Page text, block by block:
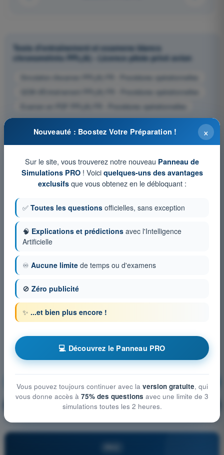
Tests d'entraînement et examens blancs
chronométrés PPL(A) - Licence pilote privé avion
Simulation d'examen PPL(A) FR - Procédures opérationnelles
QCM d'Entraînement PPL(A) FR - Procédures opérationnelles
Examen en PDF PPL(A) FR - Procédures opérationnelles
Procédures opérationnelles S'entraîner !
PRO Explication de la question
×
Nouveauté : Boostez Votre Préparation !
Sur le site, vous trouverez notre nouveau Panneau de
Simulations PRO! Voici quelques-uns des avantages
exclusifsque vous obtenez en le débloquant :
✅ Toutes les questions officielles, sans exception
🧠 Explications et prédictions avec l'Intelligence
Artificielle
♾️ Aucune limite de temps ou d'examens
🚫 Zéro publicité
✨ ...et bien plus encore !
💻 Découvrez le Panneau PRO
Vous pouvez toujours continuer avec la version gratuite, qui
vous donne accès à 75% des questions avec une limite de 3
simulations toutes les 2 heures.